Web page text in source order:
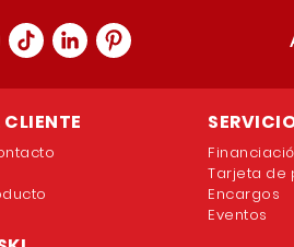
Tarjeta de
Encargos
Eventos